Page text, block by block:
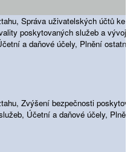
Správa uživatelských účtů ke
poskytovaných služeb a vývoje
a daňové účely, Plnění
Zvýšení bezpečnosti
Účetní a daňové účely, Plnění